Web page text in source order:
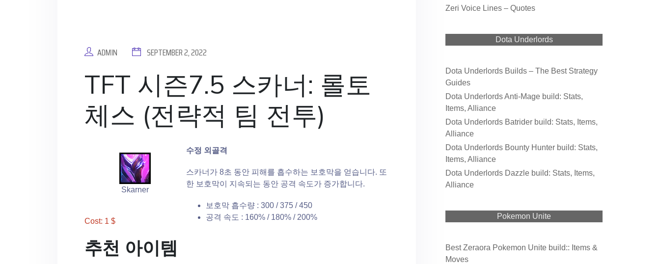
ADMIN SEPTEMBER 2, 2022
TFT 시즌7.5 스카너: 롤토
체스 (전략적 팀 전투)
Skarner
Cost: 1 $
수정 외골격
스카너가 8초 동안 피해를 흡수하는 보호막을 얻습니다. 또
한 보호막이 지속되는 동안 공격 속도가 증가합니다.
보호막 흡수량 : 300 / 375 / 450
공격 속도 : 160% / 180% / 200%
추천 아이템
Zeri Voice Lines – Quotes
Dota Underlords
Dota Underlords Builds – The Best Strategy
Guides
Dota Underlords Anti-Mage build: Stats,
Items, Alliance
Dota Underlords Batrider build: Stats, Items,
Alliance
Dota Underlords Bounty Hunter build: Stats,
Items, Alliance
Dota Underlords Dazzle build: Stats, Items,
Alliance
Pokemon Unite
Best Zeraora Pokemon Unite build:: Items &
Moves